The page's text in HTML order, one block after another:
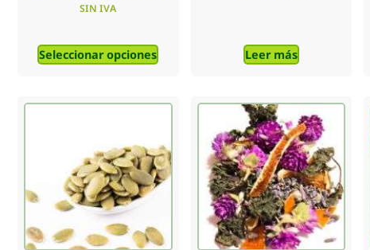
SIN IVA
Seleccionar opciones Leer más